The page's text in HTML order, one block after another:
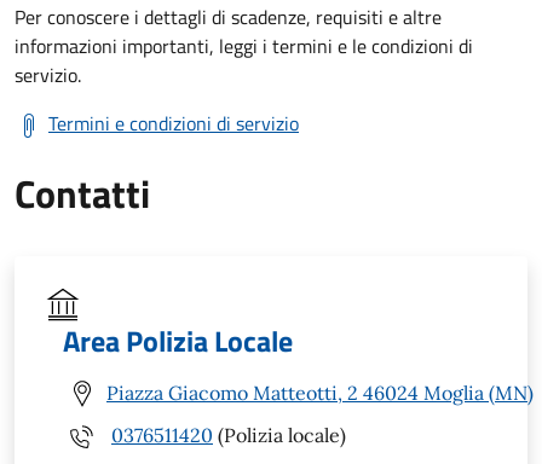
Per conoscere i dettagli di scadenze, requisiti e altre
informazioni importanti, leggi i termini e le condizioni di
servizio.
Termini e condizioni di servizio
Contatti
Area Polizia Locale
Piazza Giacomo Matteotti, 2 46024 Moglia (MN)
0376511420 (Polizia locale)